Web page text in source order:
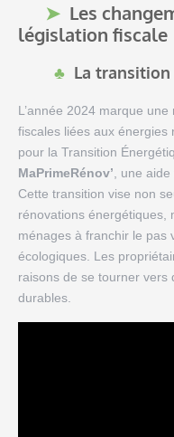
Les
législation fiscale
La transition
L’année 2024 marque
fiscales liées aux énergies
pour la Transition
MaPrimeRénov’, une
Cette transition vise non
rénovations énergétiques,
ménages à franchir le pas
écologiques. Les
raisons de se tourner vers
durables.